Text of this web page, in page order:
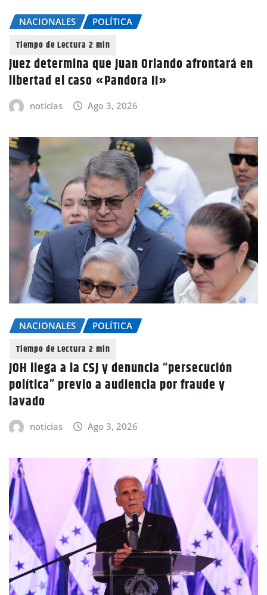
NACIONALES POLÍTICA
Juez determina que Juan Orlando afrontará en
libertad el caso «Pandora II»
noticias Ago 3, 2026
NACIONALES POLÍTICA
JOH llega a la CSJ y denuncia “persecución
política” previo a audiencia por fraude y
lavado
noticias Ago 3, 2026